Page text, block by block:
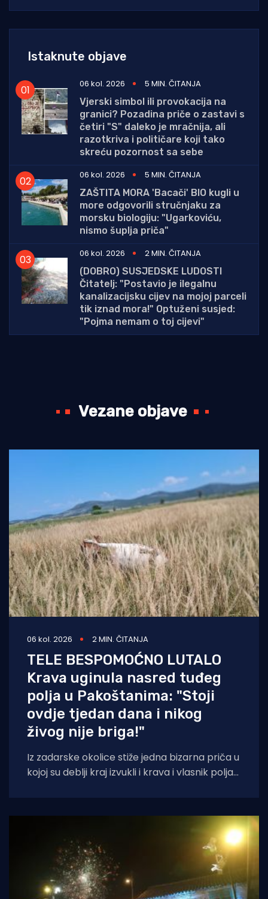
Istaknute objave
06 kol. 2026
5 MIN. ČITANJA
Vjerski simbol ili provokacija na
granici? Pozadina priče o zastavi s
četiri "S" daleko je mračnija, ali
razotkriva i političare koji tako
skreću pozornost sa sebe
06 kol. 2026
5 MIN. ČITANJA
ZAŠTITA MORA 'Bacači' BIO kugli u
more odgovorili stručnjaku za
morsku biologiju: "Ugarkoviću,
nismo šuplja priča"
06 kol. 2026
2 MIN. ČITANJA
(DOBRO) SUSJEDSKE LUDOSTI
Čitatelj: "Postavio je ilegalnu
kanalizacijsku cijev na mojoj parceli
tik iznad mora!" Optuženi susjed:
"Pojma nemam o toj cijevi"
Vezane objave
06 kol. 2026 2 MIN. ČITANJA
TELE BESPOMOĆNO LUTALO
Krava uginula nasred tuđeg
polja u Pakoštanima: "Stoji
ovdje tjedan dana i nikog
živog nije briga!"
Iz zadarske okolice stiže jedna bizarna priča u
kojoj su deblji kraj izvukli i krava i vlasnik polja